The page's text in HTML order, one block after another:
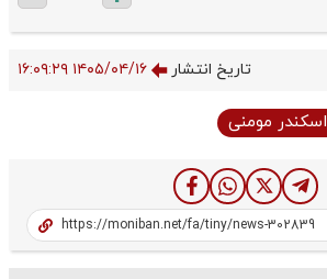
تاریخ انتشار ۱۴۰۵/۰۴/۱۶ ۱۶:۰۹:۲۹
اسکندر مومنی